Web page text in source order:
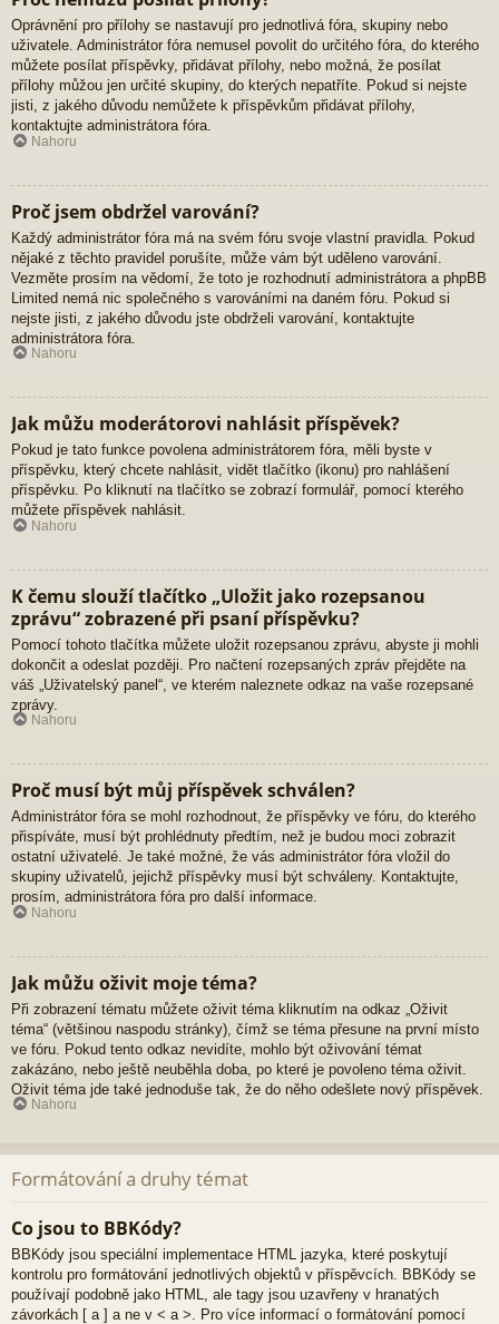
Oprávnění pro přílohy se nastavují pro jednotlivá fóra, skupiny nebo
uživatele. Administrátor fóra nemusel povolit do určitého fóra, do kterého
můžete posílat příspěvky, přidávat přílohy, nebo možná, že posílat
přílohy můžou jen určité skupiny, do kterých nepatříte. Pokud si nejste
jisti, z jakého důvodu nemůžete k příspěvkům přidávat přílohy,
kontaktujte administrátora fóra.
Nahoru
Proč jsem obdržel varování?
Každý administrátor fóra má na svém fóru svoje vlastní pravidla. Pokud
nějaké z těchto pravidel porušíte, může vám být uděleno varování.
Vezměte prosím na vědomí, že toto je rozhodnutí administrátora a phpBB
Limited nemá nic společného s varováními na daném fóru. Pokud si
nejste jisti, z jakého důvodu jste obdrželi varování, kontaktujte
administrátora fóra.
Nahoru
Jak můžu moderátorovi nahlásit příspěvek?
Pokud je tato funkce povolena administrátorem fóra, měli byste v
příspěvku, který chcete nahlásit, vidět tlačítko (ikonu) pro nahlášení
příspěvku. Po kliknutí na tlačítko se zobrazí formulář, pomocí kterého
můžete příspěvek nahlásit.
Nahoru
K čemu slouží tlačítko „Uložit jako rozepsanou
zprávu“ zobrazené při psaní příspěvku?
Pomocí tohoto tlačítka můžete uložit rozepsanou zprávu, abyste ji mohli
dokončit a odeslat později. Pro načtení rozepsaných zpráv přejděte na
váš „Uživatelský panel“, ve kterém naleznete odkaz na vaše rozepsané
zprávy.
Nahoru
Proč musí být můj příspěvek schválen?
Administrátor fóra se mohl rozhodnout, že příspěvky ve fóru, do kterého
přispíváte, musí být prohlédnuty předtím, než je budou moci zobrazit
ostatní uživatelé. Je také možné, že vás administrátor fóra vložil do
skupiny uživatelů, jejichž příspěvky musí být schváleny. Kontaktujte,
prosím, administrátora fóra pro další informace.
Nahoru
Jak můžu oživit moje téma?
Při zobrazení tématu můžete oživit téma kliknutím na odkaz „Oživit
téma“ (většinou naspodu stránky), čímž se téma přesune na první místo
ve fóru. Pokud tento odkaz nevidíte, mohlo být oživování témat
zakázáno, nebo ještě neuběhla doba, po které je povoleno téma oživit.
Oživit téma jde také jednoduše tak, že do něho odešlete nový příspěvek.
Nahoru
Formátování a druhy témat
Co jsou to BBKódy?
BBKódy jsou speciální implementace HTML jazyka, které poskytují
kontrolu pro formátování jednotlivých objektů v příspěvcích. BBKódy se
používají podobně jako HTML, ale tagy jsou uzavřeny v hranatých
závorkách [ a ] a ne v < a >. Pro více informací o formátování pomocí